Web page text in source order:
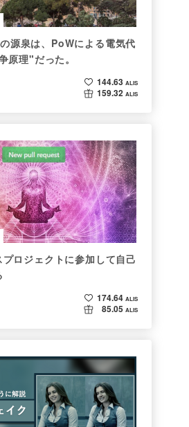
源泉は、PoWによる電気代
原理"だった。
144.63 ALIS
159.32 ALIS
ロジェクトに参加して自己
174.64 ALIS
85.05 ALIS